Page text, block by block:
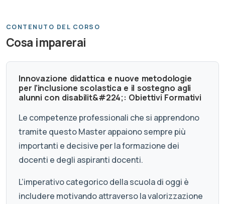
CONTENUTO DEL CORSO
Cosa imparerai
Innovazione didattica e nuove metodologie
per l’inclusione scolastica e il sostegno agli
alunni con disabilit&#224;: Obiettivi Formativi
Le competenze professionali che si apprendono
tramite questo Master appaiono sempre più
importanti e decisive per la formazione dei
docenti e degli aspiranti docenti.
L’imperativo categorico della scuola di oggi è
includere motivando attraverso la valorizzazione